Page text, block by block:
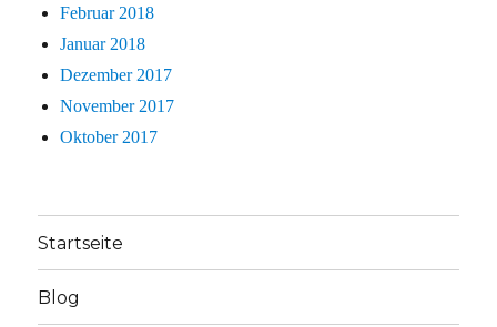
Februar 2018
Januar 2018
Dezember 2017
November 2017
Oktober 2017
Startseite
Blog